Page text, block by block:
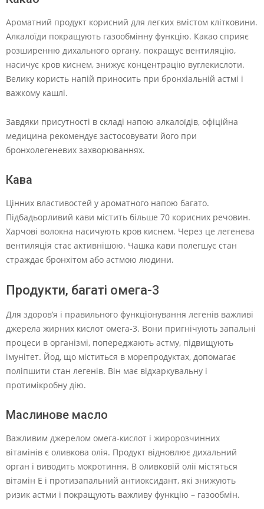
Ароматний продукт корисний для легких вмістом клітковини.
Алкалоїди покращують газообмінну функцію. Какао сприяє
розширенню дихального органу, покращує вентиляцію,
насичує кров киснем, знижує концентрацію вуглекислоти.
Велику користь напій приносить при бронхіальній астмі і
важкому кашлі.
Завдяки присутності в складі напою алкалоїдів, офіційна
медицина рекомендує застосовувати його при
бронхолегеневих захворюваннях.
Кава
Цінних властивостей у ароматного напою багато.
Підбадьорливий кави містить більше 70 корисних речовин.
Харчові волокна насичують кров киснем. Через це легенева
вентиляція стає активнішою. Чашка кави полегшує стан
страждає бронхітом або астмою людини.
Продукти, багаті омега-3
Для здоров’я і правильного функціонування легенів важливі
джерела жирних кислот омега-3. Вони пригнічують запальні
процеси в організмі, попереджають астму, підвищують
імунітет. Йод, що міститься в морепродуктах, допомагає
поліпшити стан легенів. Він має відхаркувальну і
протимікробну дію.
Маслинове масло
Важливим джерелом омега-кислот і жиророзчинних
вітамінів є оливкова олія. Продукт відновлює дихальний
орган і виводить мокротиння. В оливковій олії містяться
вітамін Е і протизапальний антиоксидант, які знижують
ризик астми і покращують важливу функцію – газообмін.